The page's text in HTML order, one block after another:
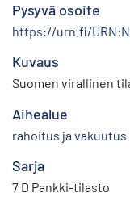
Pysyvä osoite
https://urn.fi/
Kuvaus
Suomen virallinen
Aihealue
rahoitus ja vakuutus
Sarja
7 D Pankki-tilasto